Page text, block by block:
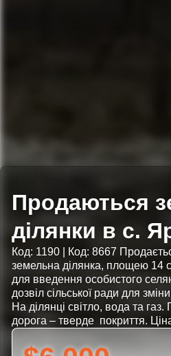
Продаються
ділянки в с.
Код: 1190 | Код: 8667
земельна ділянка, площею 14
для введення особистого
дозвіл сільської ради для
На ділянці світло, вода та
дорога – тверде покриття.